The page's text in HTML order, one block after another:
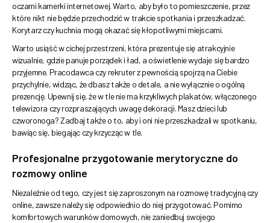
oczami kamerki internetowej. Warto, aby było to pomieszczenie, przez
które nikt nie będzie przechodzić w trakcie spotkania i przeszkadzać.
Korytarz czy kuchnia mogą okazać się kłopotliwymi miejscami.
Warto usiąść w cichej przestrzeni, która prezentuje się atrakcyjnie
wizualnie, gdzie panuje porządek i ład, a oświetlenie wydaje się bardzo
przyjemne. Pracodawca czy rekruter z pewnością spojrzą na Ciebie
przychylnie, widząc, że dbasz także o detale, a nie wyłącznie o ogólną
prezencję. Upewnij się, że w tle nie ma krzykliwych plakatów, włączonego
telewizora czy rozpraszających uwagę dekoracji. Masz dzieci lub
czworonoga? Zadbaj także o to, aby i oni nie przeszkadzali w spotkaniu,
bawiąc się, biegając czy krzycząc w tle.
Profesjonalne przygotowanie merytoryczne do
rozmowy online
Niezależnie od tego, czy jest się zaproszonym na rozmowę tradycyjną czy
online, zawsze należy się odpowiednio do niej przygotować. Pomimo
komfortowych warunków domowych, nie zaniedbuj swojego